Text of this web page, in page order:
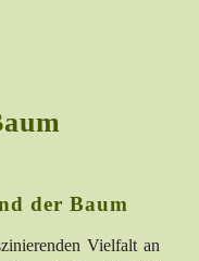
Vielfalt an